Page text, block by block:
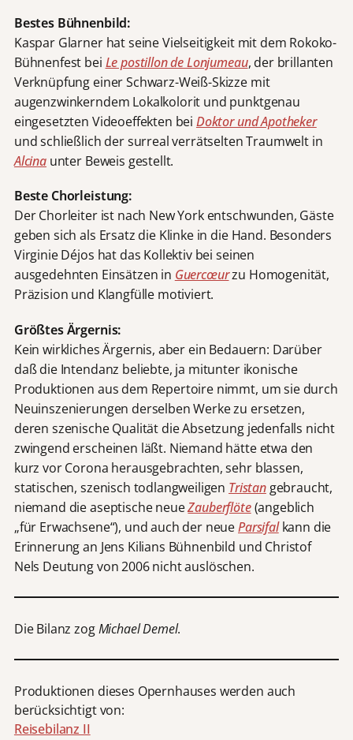
Bestes Bühnenbild:
Kaspar Glarner hat seine Vielseitigkeit mit dem Rokoko-
Bühnenfest bei Le postillon de Lonjumeau, der brillanten
Verknüpfung einer Schwarz-Weiß-Skizze mit
augenzwinkerndem Lokalkolorit und punktgenau
eingesetzten Videoeffekten bei Doktor und Apotheker
und schließlich der surreal verrätselten Traumwelt in
Alcinaunter Beweis gestellt.
Beste Chorleistung:
Der Chorleiter ist nach New York entschwunden, Gäste
geben sich als Ersatz die Klinke in die Hand. Besonders
Virginie Déjos hat das Kollektiv bei seinen
ausgedehnten Einsätzen in Guercœurzu Homogenität,
Präzision und Klangfülle motiviert.
Größtes Ärgernis:
Kein wirkliches Ärgernis, aber ein Bedauern: Darüber
daß die Intendanz beliebte, ja mitunter ikonische
Produktionen aus dem Repertoire nimmt, um sie durch
Neuinszenierungen derselben Werke zu ersetzen,
deren szenische Qualität die Absetzung jedenfalls nicht
zwingend erscheinen läßt. Niemand hätte etwa den
kurz vor Corona herausgebrachten, sehr blassen,
statischen, szenisch todlangweiligen Tristangebraucht,
niemand die aseptische neueZauberflöte(angeblich
„für Erwachsene“), und auch der neueParsifal kann die
Erinnerung an Jens Kilians Bühnenbild und Christof
Nels Deutung von 2006 nicht auslöschen.
Die Bilanz zogMichael Demel.
Produktionen dieses Opernhauses werden auch
berücksichtigt von:
Reisebilanz II